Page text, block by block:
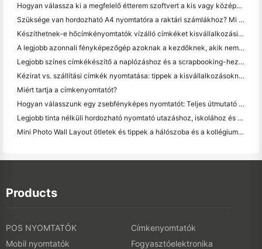
Hogyan válassza ki a megfelelő étterem szoftvert a kis vagy középméretű étteremhez
Szüksége van hordozható A4 nyomtatóra a raktári számlákhoz? Mi valójában működik
Készíthetnek-e hőcímkényomtatók vízálló címkéket kisvállalkozási termékekhez?
A legjobb azonnali fényképezőgép azoknak a kezdőknek, akik nem akarnak papírt pazarolni
Legjobb színes címkékészítő a naplózáshoz és a scrapbooking-hez: több szín minden oldalhoz
Kézirat vs. szállítási címkék nyomtatása: tippek a kisvállalkozásoknak 2026-ban
Miért tartja a címkenyomtatót?
Hogyan válasszunk egy zsebfényképes nyomtatót: Teljes útmutató a naplózáshoz, utazáshoz és az iPhone-felhasználókhoz
Legjobb tinta nélküli hordozható nyomtató utazáshoz, iskolához és mobil munkához: Hanin MT620 Pro felülvizsgálat
Mini Photo Wall Layout ötletek és tippek a hálószoba és a kollégium díszítése
Products
POS NYOMTATÓK
Címkenyomtatók
Mobil nyomtatók
Fogyasztóelektronika